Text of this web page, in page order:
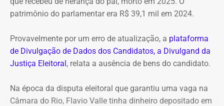
patrimônio do parlamentar era R$ 39,1 mil em 2024.
Provavelmente por um erro de atualização, a plataforma
de Divulgação de Dados dos Candidatos, a Divulgand da
Justiça Eleitoral, relata a ausência de bens do candidato.
Na época da disputa eleitoral que garantiu uma vaga na
Câmara do Rio, Flavio Valle tinha dinheiro depositado em